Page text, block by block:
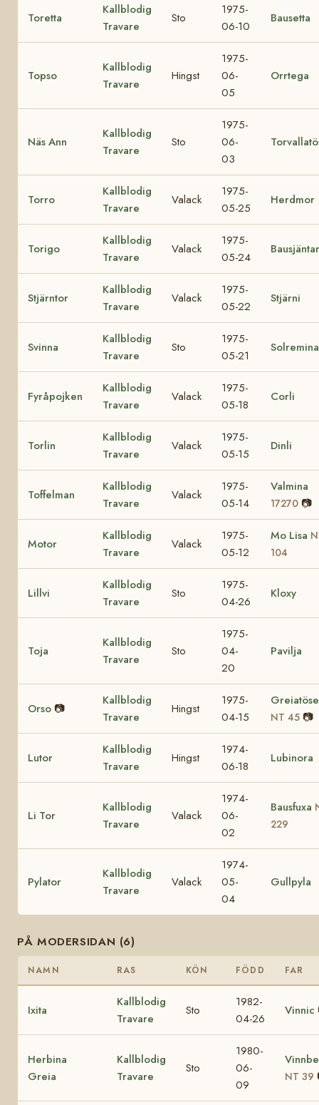
Toretta
Kallblodig
Travare
Sto
1975-
06-10
Bausetta
Topso
Kallblodig
Travare
Hingst
1975-
06-
05
Orrtega
Näs Ann
Kallblodig
Travare
Sto
1975-
06-
03
Torro
Kallblodig
Travare
Valack
1975-
05-25
Herdmor
Torigo
Kallblodig
Travare
Valack
1975-
05-24
Stjärntor
Kallblodig
Travare
Valack
1975-
05-22
Stjärni
Svinna
Kallblodig
Travare
Sto
1975-
05-21
Solremina
Fyråpojken
Kallblodig
Travare
Valack
1975-
05-18
Corli
Torlin
Kallblodig
Travare
Valack
1975-
05-15
Dinli
Toffelman
Kallblodig
Travare
Valack
1975-
05-14
Valmina
17270 📷
Motor
Kallblodig
Travare
Valack
1975-
05-12
Mo Lisa
104
Lillvi
Kallblodig
Travare
Sto
1975-
04-26
Kloxy
Toja
Kallblodig
Travare
Sto
1975-
04-
20
Pavilja
Orso 📷
Kallblodig
Travare
Hingst
1975-
04-15
NT 45 📷
Lutor
Kallblodig
Travare
Hingst
1974-
06-18
Lubinora
Li Tor
Kallblodig
Travare
Valack
1974-
06-
02
Bausfuxa
229
Pylator
Kallblodig
Travare
Valack
1974-
05-
04
Gullpyla
PÅ MODERSIDAN (6)
NAMN RAS KÖN FÖDD FAR
Ixita
Kallblodig
Travare
Sto
1982-
04-26
Vinnic
Herbina
Greia
Kallblodig
Travare
Sto
1980-
06-
09
NT 39